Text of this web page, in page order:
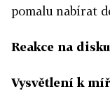
pomalu nabírat
Reakce na
Vysvětlení k